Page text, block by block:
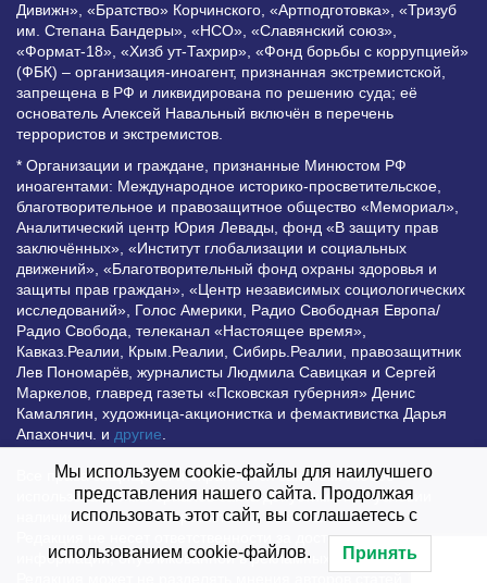
Дивижн», «Братство» Корчинского, «Артподготовка», «Тризуб
им. Степана Бандеры», «НСО», «Славянский союз»,
«Формат-18», «Хизб ут-Тахрир», «Фонд борьбы с коррупцией»
(ФБК) – организация-иноагент, признанная экстремистской,
запрещена в РФ и ликвидирована по решению суда; её
основатель Алексей Навальный включён в перечень
террористов и экстремистов.
* Организации и граждане, признанные Минюстом РФ
иноагентами: Международное историко-просветительское,
благотворительное и правозащитное общество «Мемориал»,
Аналитический центр Юрия Левады, фонд «В защиту прав
заключённых», «Институт глобализации и социальных
движений», «Благотворительный фонд охраны здоровья и
защиты прав граждан», «Центр независимых социологических
исследований», Голос Америки, Радио Свободная Европа/
Радио Свобода, телеканал «Настоящее время»,
Кавказ.Реалии, Крым.Реалии, Сибирь.Реалии, правозащитник
Лев Пономарёв, журналисты Людмила Савицкая и Сергей
Маркелов, главред газеты «Псковская губерния» Денис
Камалягин, художница-акционистка и фемактивистка Дарья
Апахончич. и другие.
Все права защищены и охраняются законом. Любое
использование материалов сайта допустимо при условии
наличия активной гиперссылки на Vesti.UZ.
Редакция не несет ответственности за достоверность
информации, опубликованной в рекламных объявлениях.
Мы используем cookie-файлы для наилучшего
представления нашего сайта. Продолжая
использовать этот сайт, вы соглашаетесь с
использованием cookie-файлов. Принять